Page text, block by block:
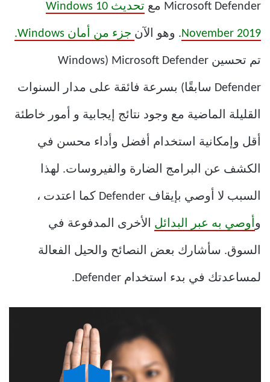
Microsoft Defender مع تحديث Windows 10
November 2019. وهو الآن جزء من أمان Windows.
تم تحسين Microsoft Defender (Windows
Defender سابقًا) بسرعة فائقة على مدار السنوات
القليلة الماضية مع وجود نتائج إيجابية و أمور خاطئة
أقل وإمكانية استخدام أفضل وأداء محسن في
الكشف عن البرامج الضارة والفيروسات. لهذا
السبب لا أوصي بإيقاف Defender كما اعتدت ،
وأوصي به عبر البدائل الأخرى المدفوعة في
السوق. سأشارك بعض النصائح والحيل الفعالة
لمساعدتك في بدء استخدام Defender.